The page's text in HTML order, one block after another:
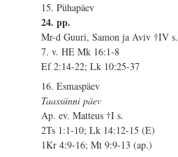
15. Pühapäev
24. pp.
Mr-d Guuri, Samon ja Aviv †IV s.
7. v. HE Mk 16:1-8
Ef 2:14-22; Lk 10:25-37
16. Esmaspäev
Taassünni päev
Ap. ev. Matteus †I s.
2Ts 1:1-10; Lk 14:12-15 (E)
1Kr 4:9-16; Mt 9:9-13 (ap.)